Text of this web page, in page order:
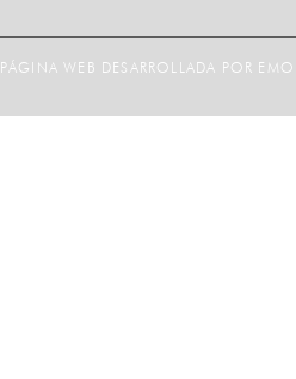
PÁGINA WEB DESARROLLADA POR